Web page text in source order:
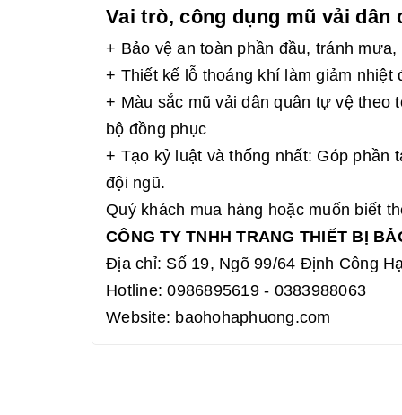
Vai trò, công dụng mũ vải dân
+ Bảo vệ an toàn phần đầu, tránh
+ Thiết kế lỗ thoáng khí làm giảm
+ Màu sắc mũ vải dân quân tự vệ theo
bộ đồng phục
+ Tạo kỷ luật và thống nhất: Góp phần
đội ngũ.
Quý khách mua hàng hoặc muốn biết
CÔNG TY TNHH TRANG THIẾT BỊ
Địa chỉ: Số 19, Ngõ 99/64 Định Công
Hotline: 0986895619 - 0383988063
Website: baohohaphuong.com